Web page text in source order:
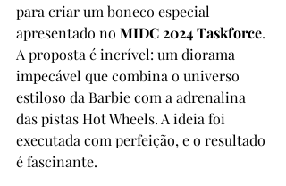
para criar um boneco especial
apresentado no MIDC 2024 Taskforce.
A proposta é incrível: um diorama
impecável que combina o universo
estiloso da Barbie com a adrenalina
das pistas Hot Wheels. A ideia foi
executada com perfeição, e o resultado
é fascinante.